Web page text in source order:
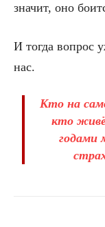
значит, оно
И тогда вопрос
нас.
Кто на
кто
годами